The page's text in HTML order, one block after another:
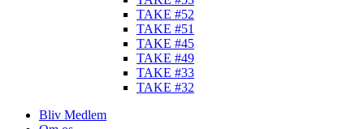
TAKE #52
TAKE #51
TAKE #45
TAKE #49
TAKE #33
TAKE #32
Bliv Medlem